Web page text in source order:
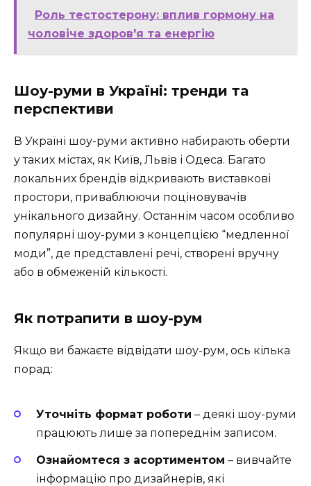
Роль тестостерону: вплив гормону на
чоловіче здоров'я та енергію
Шоу-руми в Україні: тренди та
перспективи
В Україні шоу-руми активно набирають оберти
у таких містах, як Київ, Львів і Одеса. Багато
локальних брендів відкривають виставкові
простори, приваблюючи поціновувачів
унікального дизайну. Останнім часом особливо
популярні шоу-руми з концепцією “медленної
моди”, де представлені речі, створені вручну
або в обмеженій кількості.
Як потрапити в шоу-рум
Якщо ви бажаєте відвідати шоу-рум, ось кілька
порад:
Уточніть формат роботи – деякі шоу-руми
працюють лише за попереднім записом.
Ознайомтеся з асортиментом – вивчайте
інформацію про дизайнерів, які